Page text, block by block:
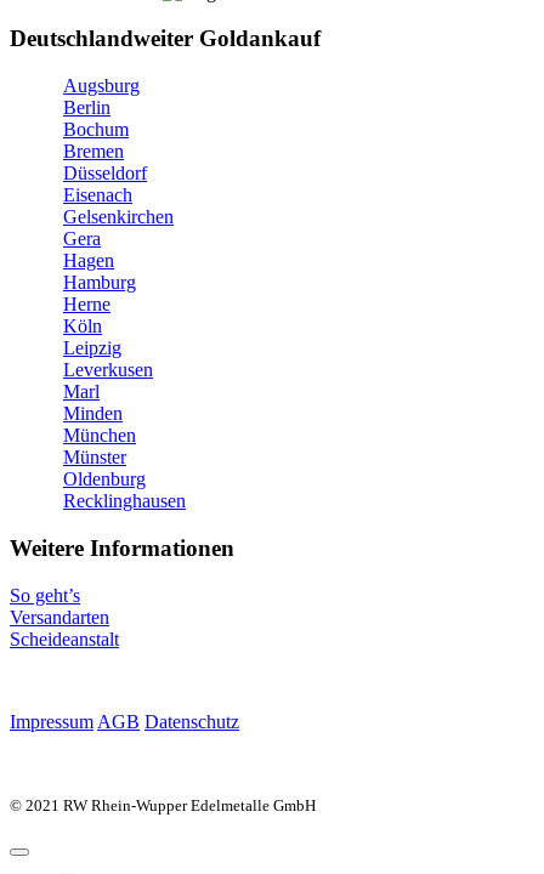
Deutschlandweiter Goldankauf
Augsburg
Berlin
Bochum
Bremen
Düsseldorf
Eisenach
Gelsenkirchen
Gera
Hagen
Hamburg
Herne
Köln
Leipzig
Leverkusen
Marl
Minden
München
Münster
Oldenburg
Recklinghausen
Weitere Informationen
So geht’s
Versandarten
Scheideanstalt
Impressum AGB Datenschutz
© 2021 RW Rhein-Wupper Edelmetalle GmbH